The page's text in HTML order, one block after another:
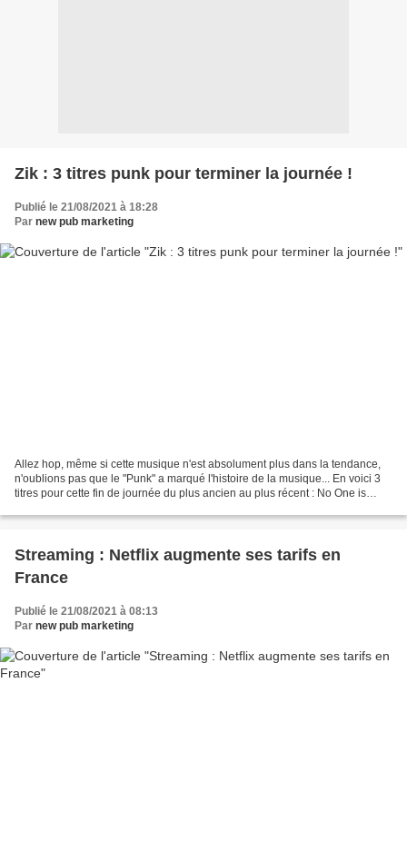
Zik : 3 titres punk pour terminer la journée !
Publié le 21/08/2021 à 18:28
Par new pub marketing
Allez hop, même si cette musique n'est absolument plus dans la tendance,
n'oublions pas que le "Punk" a marqué l'histoire de la musique... En voici 3
titres pour cette fin de journée du plus ancien au plus récent : No One is
Streaming : Netflix augmente ses tarifs en
France
Publié le 21/08/2021 à 08:13
Par new pub marketing